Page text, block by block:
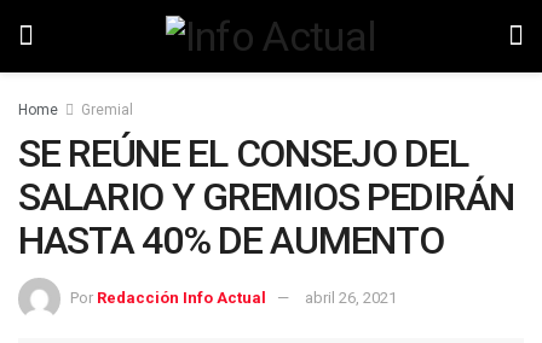
Home Gremial
SE REÚNE EL CONSEJO DEL
SALARIO Y GREMIOS PEDIRÁN
HASTA 40% DE AUMENTO
Por Redacción Info Actual abril 26, 2021